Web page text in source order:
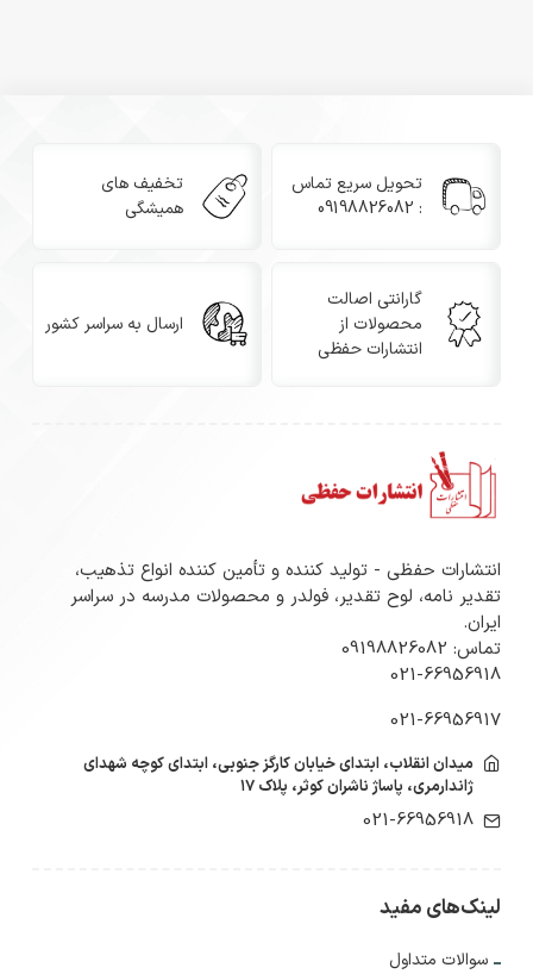
تحویل سریع تماس
: 09198826082
تخفیف های
همیشگی
گارانتی اصالت
محصولات از
انتشارات حفظی
ارسال به سراسر کشور
انتشارات حفظی - تولید کننده و تأمین کننده انواع تذهیب،
تقدیر نامه، لوح تقدیر، فولدر و محصولات مدرسه در سراسر
ایران.
تماس: 09198826082
021-66956918
021-66956917
میدان انقلاب، ابتدای خیابان کارگز جنوبی، ابتدای کوچه شهدای
ژاندارمری، پاساژ ناشران کوثر، پلاک ۱۷
021-66956918
لینک‌های مفید
سوالات متداول